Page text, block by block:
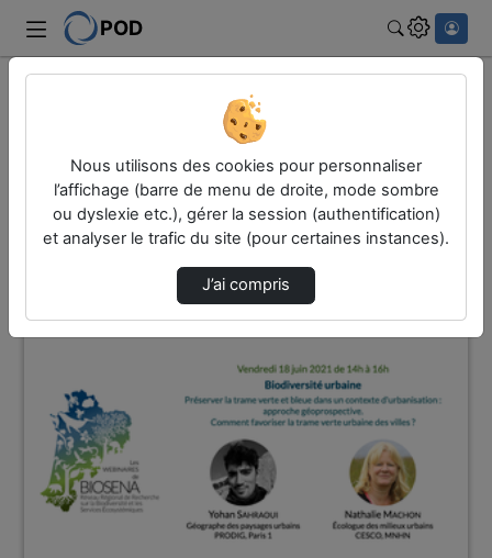
POD
1 vidéo trouvée
Audio Vidéo
Direction de tri
01:16:09
Nous utilisons des cookies pour personnaliser
l’affichage (barre de menu de droite, mode sombre
ou dyslexie etc.), gérer la session (authentification)
et analyser le trafic du site (pour certaines instances).
J’ai compris